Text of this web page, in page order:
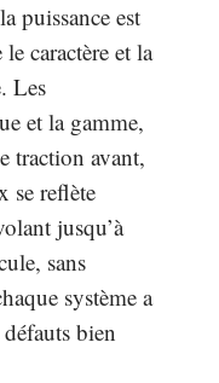
puissance est
caractère et la
Les
et la gamme,
traction avant,
se reflète
jusqu’à
sans
système a
bien